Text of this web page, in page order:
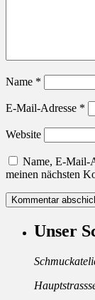
Name *
E-Mail-Adresse *
Website
Name, E-Mail-
meinen nächsten
Unser